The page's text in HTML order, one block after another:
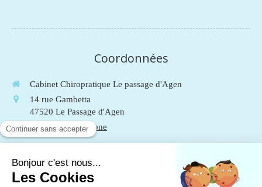
Coordonnées
Cabinet Chiropratique Le passage d'Agen
14 rue Gambetta
47520 Le Passage d'Agen
Afficher le téléphone
LeSamedide9hà13h